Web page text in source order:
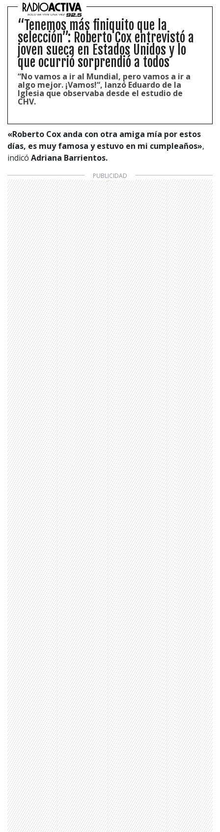
“Tenemos más finiquito que la
selección”: Roberto Cox entrevistó a
joven sueca en Estados Unidos y lo
que ocurrió sorprendió a todos
“No vamos a ir al Mundial, pero vamos a ir a
algo mejor. ¡Vamos!“, lanzó Eduardo de la
Iglesia que observaba desde el estudio de
CHV.
«Roberto Cox anda con otra amiga mía por estos
días, es muy famosa y estuvo en mi cumpleaños»,
indicó Adriana Barrientos.